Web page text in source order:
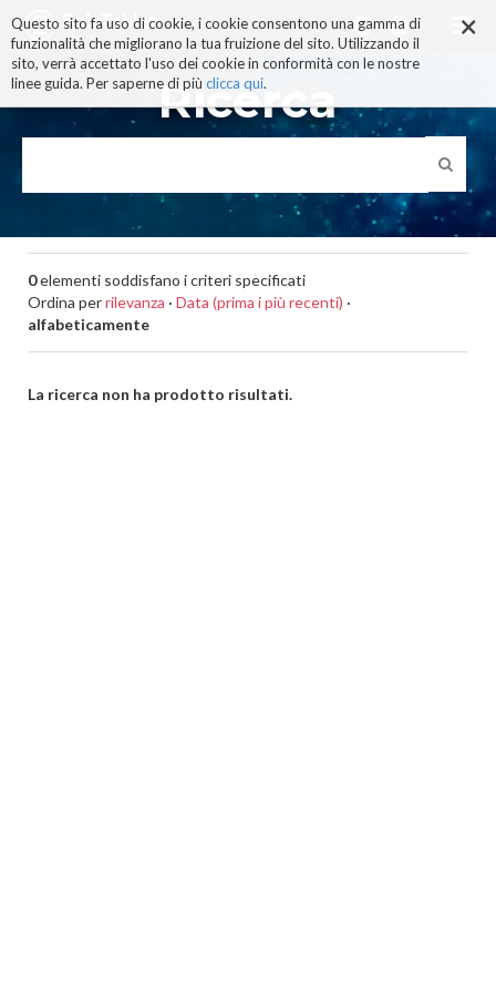
×
Questo sito fa uso di cookie, i cookie consentono una gamma di
funzionalità che migliorano la tua fruizione del sito. Utilizzando il
sito, verrà accettato l'uso dei cookie in conformità con le nostre
linee guida. Per saperne di più clicca qui.
ai
contenuti.
|
alla
navigazione
Ricerca
0elementi soddisfano i criteri specificati
Ordina perrilevanza · Data (prima i più recenti) ·
alfabeticamente
La ricerca non ha prodotto risultati.